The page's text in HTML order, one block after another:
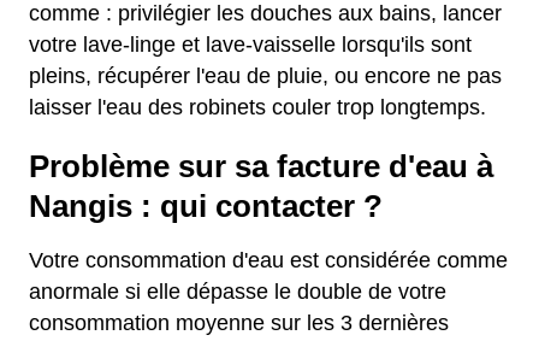
comme : privilégier les douches aux bains, lancer
votre lave-linge et lave-vaisselle lorsqu'ils sont
pleins, récupérer l'eau de pluie, ou encore ne pas
laisser l'eau des robinets couler trop longtemps.
Problème sur sa facture d'eau à
Nangis : qui contacter ?
Votre consommation d'eau est considérée comme
anormale si elle dépasse le double de votre
consommation moyenne sur les 3 dernières